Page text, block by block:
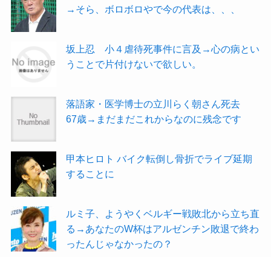
→そら、ボロボロやで今の代表は、、、
坂上忍 小４虐待死事件に言及→心の病とい
うことで片付けないで欲しい。
落語家・医学博士の立川らく朝さん死去
67歳→まだまだこれからなのに残念です
甲本ヒロト バイク転倒し骨折でライブ延期
することに
ルミ子、ようやくベルギー戦敗北から立ち直
る→あなたのW杯はアルゼンチン敗退で終わ
ったんじゃなかったの？